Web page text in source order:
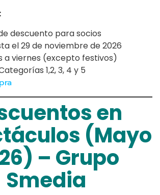
de descuento para socios
el 29 de noviembre de 2026
a viernes (excepto festivos)
1,2, 3, 4 y 5
en
(Mayo
– Grupo
Smedia